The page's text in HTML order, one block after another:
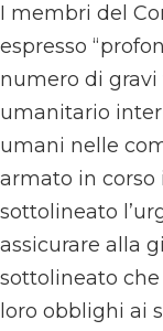
I membri del
espresso
numero di
umanitario
umani nelle
armato in corso
sottolineato
assicurare alla
sottolineato
loro obblighi ai